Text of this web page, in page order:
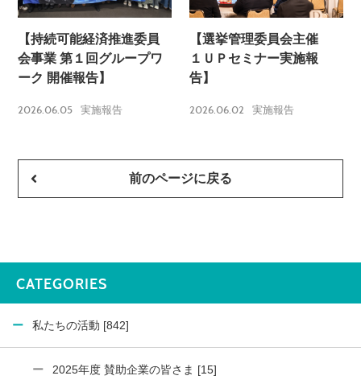
【持続可能経済推進委員
会事業 第１回グループワ
ーク 開催報告】
2026.06.05 実施報告
【選挙管理委員会主催
１ＵＰセミナー実施報
告】
2026.06.02 実施報告
前のページに戻る
CATEGORIES
私たちの活動 [842]
2025年度 賛助企業の皆さま [15]